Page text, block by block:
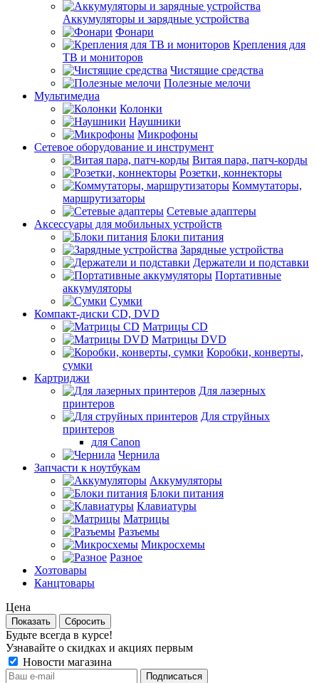
Аккумуляторы и зарядные устройства
Фонари
Крепления для
ТВ и мониторов
Чистящие средства
Полезные мелочи
Мультимедиа
Колонки
Наушники
Микрофоны
Сетевое оборудование и инструмент
Витая пара, патч-корды
Розетки, коннекторы
Коммутаторы,
маршрутизаторы
Сетевые адаптеры
Аксессуары для мобильных устройств
Блоки питания
Зарядные устройства
Держатели и подставки
Портативные
аккумуляторы
Сумки
Компакт-диски CD, DVD
Матрицы CD
Матрицы DVD
Коробки, конверты,
сумки
Картриджи
Для лазерных
принтеров
Для струйных
принтеров
для Canon
Чернила
Запчасти к ноутбукам
Аккумуляторы
Блоки питания
Клавиатуры
Матрицы
Разъемы
Микросхемы
Разное
Хозтовары
Канцтовары
Цена
Сбросить
Будьте всегда в курсе!
Узнавайте о скидках и акциях первым
Новости магазина